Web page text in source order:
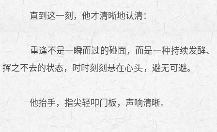
直到这一刻，他才清晰地认清：
重逢不是一瞬而过的碰面，而是一
持续发酵、
挥之不去的状态，时时刻刻悬在心
，避无可避。
他抬手，指尖轻叩门板，声响清晰。